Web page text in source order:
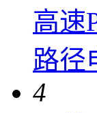
高速
路径
4